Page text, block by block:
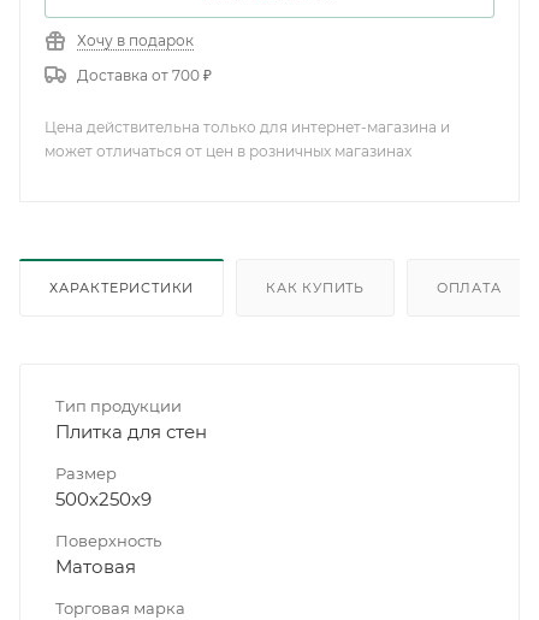
Хочу в подарок
Доставка от 700 ₽
Цена действительна только для интернет-магазина и
может отличаться от цен в розничных магазинах
ХАРАКТЕРИСТИКИ КАК КУПИТЬ ОПЛАТА
Тип продукции
Плитка для стен
Размер
500х250х9
Поверхность
Матовая
Торговая марка